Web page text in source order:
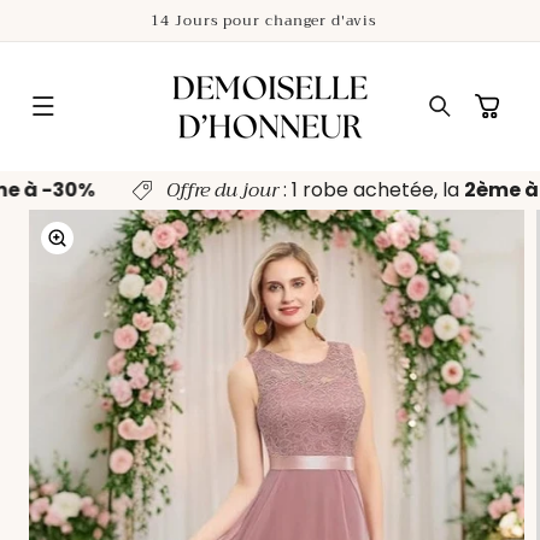
AU
14 Jours pour changer d'avis
Panier
à -30% Offre du jour: 1 robe achetée, la2ème
AUX